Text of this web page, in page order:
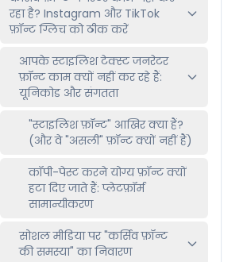
रहा है? Instagram और TikTok
फ़ॉन्ट ग्लिच को ठीक करें
आपके स्टाइलिश टेक्स्ट जनरेटर
फ़ॉन्ट काम क्यों नहीं कर रहे हैं:
यूनिकोड और संगतता
"स्टाइलिश फ़ॉन्ट" आखिर क्या हैं?
(और वे "असली" फ़ॉन्ट क्यों नहीं हैं)
कॉपी-पेस्ट करने योग्य फ़ॉन्ट क्यों
हटा दिए जाते हैं: प्लेटफ़ॉर्म
सामान्यीकरण
सोशल मीडिया पर "कर्सिव फ़ॉन्ट
की समस्या" का निवारण